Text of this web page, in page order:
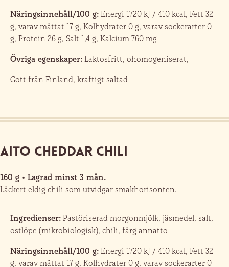
Näringsinnehåll/100 g: Energi 1720 kJ / 410 kcal, Fett 32
g, varav mättat 17 g, Kolhydrater 0 g, varav sockerarter 0
g, Protein 26 g, Salt 1,4 g, Kalcium 760 mg
Övriga egenskaper: Laktosfritt, ohomogeniserat,
Gott från Finland, kraftigt saltad
Aito Cheddar Chili
160 g • Lagrad minst 3 mån.
Läckert eldig chili som utvidgar smakhorisonten.
Ingredienser: Pastöriserad morgonmjölk, jäsmedel, salt,
ostlöpe (mikrobiologisk), chili, färg annatto
Näringsinnehåll/100 g: Energi 1720 kJ / 410 kcal, Fett 32
g, varav mättat 17 g, Kolhydrater 0 g, varav sockerarter 0